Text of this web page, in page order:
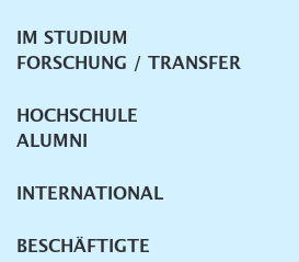
IM STUDIUM
FORSCHUNG / TRANSFER
HOCHSCHULE
ALUMNI
INTERNATIONAL
BESCHÄFTIGTE